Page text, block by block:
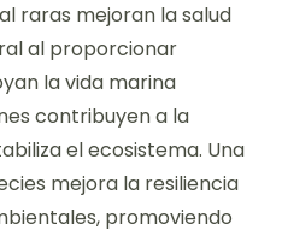
raras mejoran la salud
al proporcionar
la vida marina
contribuyen a la
el ecosistema. Una
mejora la resiliencia
promoviendo